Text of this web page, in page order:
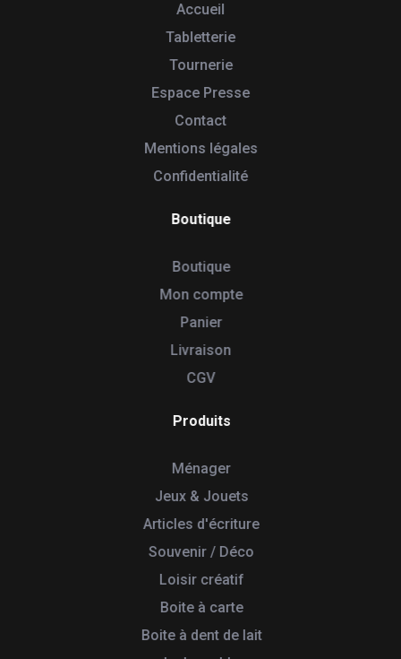
Accueil
Tabletterie
Tournerie
Espace Presse
Contact
Mentions légales
Confidentialité
Boutique
Boutique
Mon compte
Panier
Livraison
CGV
Produits
Ménager
Jeux & Jouets
Articles d'écriture
Souvenir / Déco
Loisir créatif
Boite à carte
Boite à dent de lait